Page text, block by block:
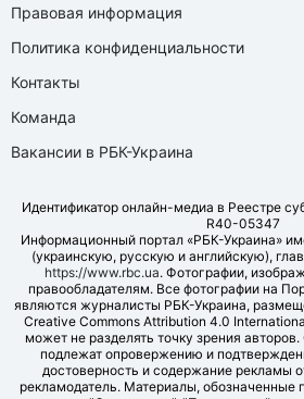
Правовая информация
Политика конфиденциальности
Контакты
Команда
Вакансии в РБК-Украина
Идентификатор онлайн-медиа в Реестре
R40-05347
Информационный портал «РБК-Украина»
(украинскую, русскую и английскую),
https://www.rbc.ua. Фотографии,
правообладателям. Все фотографии на
являются журналисты РБК-Украина,
Creative Commons Attribution 4.0
может не разделять точку зрения
подлежат опровержению и
достоверность и содержание рекламы
рекламодатель. Материалы, обозначенные